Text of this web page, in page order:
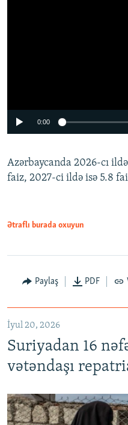
Auto
0:00
Azərbaycanda 2026-cı
faiz, 2027-ci ildə isə 5.8
Ətraflı burada oxuyun
Paylaş PDF
İyul 20, 2026
Suriyadan 16
vətəndaşı